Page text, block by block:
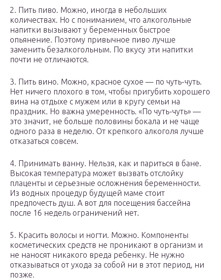
2. Пить пиво. Можно, иногда в небольших
количествах. Но с пониманием, что алкогольные
напитки вызывают у беременных быстрое
опьянение. Поэтому привычное пиво лучше
заменить безалкогольным. По вкусу эти напитки
почти не отличаются.
3. Пить вино. Можно, красное сухое — по чуть-чуть.
Нет ничего плохого в том, чтобы пригубить хорошего
вина на отдыхе с мужем или в кругу семьи на
праздник. Но важна умеренность. «По чуть-чуть» —
это значит, не больше половины бокала и не чаще
одного раза в неделю. От крепкого алкоголя лучше
отказаться совсем.
4. Принимать ванну. Нельзя, как и париться в бане.
Высокая температура может вызвать отслойку
плаценты и серьезные осложнения беременности.
Из водных процедур будущей маме стоит
предпочесть душ. А вот для посещения бассейна
после 16 недель ограничений нет.
5. Красить волосы и ногти. Можно. Компоненты
косметических средств не проникают в организм и
не наносят никакого вреда ребенку. Не нужно
отказываться от ухода за собой ни в этот период, ни
позже.